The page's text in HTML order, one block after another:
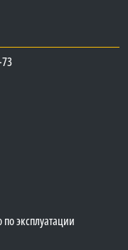
эксплуатации